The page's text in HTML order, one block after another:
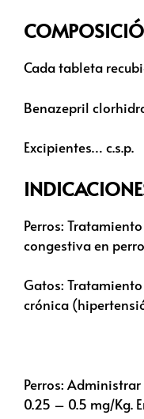
Cada tableta
Benazepril
Excipientes… c.s.p.
Perros:
congestiva en
Gatos:
crónica
Perros:
0.25 – 0.5 mg/Kg.